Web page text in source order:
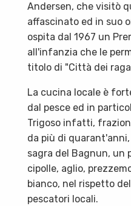
Andersen, che visitò
affascinato ed in suo
ospita dal 1967 un
all'infanzia che le
titolo di "Città dei
La cucina locale è
dal pesce ed in
Trigoso infatti,
da più di
sagra del Bagnun, un
cipolle, aglio,
bianco, nel rispetto
pescatori locali.